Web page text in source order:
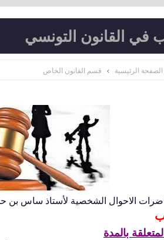
في القانون التونسي
الصفحة الرئيسية قسم القانون الخاص
الاحوال الشخصية لأستاذ ساس بن
بالمدة